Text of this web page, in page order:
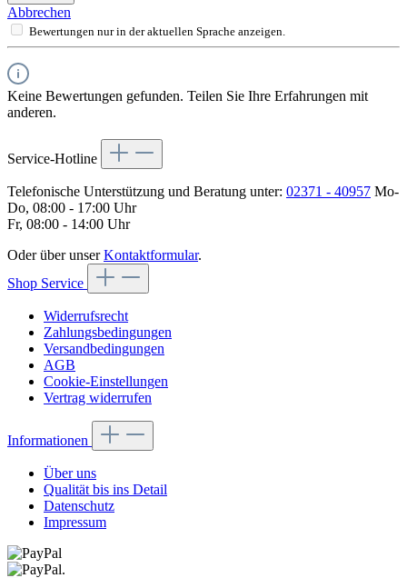
Abbrechen
Bewertungen nur in der aktuellen Sprache anzeigen.
Keine Bewertungen gefunden. Teilen Sie Ihre Erfahrungen mit
anderen.
Service-Hotline
Telefonische Unterstützung und Beratung unter: 02371 - 40957 Mo-
Do, 08:00 - 17:00 Uhr
Fr, 08:00 - 14:00 Uhr
Oder über unserKontaktformular.
Shop Service
Widerrufsrecht
Zahlungsbedingungen
Versandbedingungen
AGB
Cookie-Einstellungen
Vertrag widerrufen
Informationen
Über uns
Qualität bis ins Detail
Datenschutz
Impressum